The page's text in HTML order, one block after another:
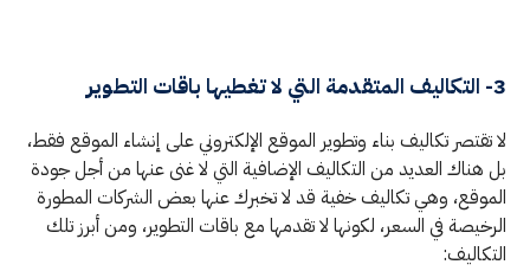
3- التكاليف المتقدمة التي لا تغطيها باقات التطوير
لا تقتصر تكاليف بناء وتطوير الموقع الإلكتروني على إنشاء الموقع فقط،
بل هناك العديد من التكاليف الإضافية التي لا غنى عنها من أجل جودة
الموقع، وهي تكاليف خفية قد لا تخبرك عنها بعض الشركات المطورة
الرخيصة في السعر، لكونها لا تقدمها مع باقات التطوير، ومن أبرز تلك
التكاليف: